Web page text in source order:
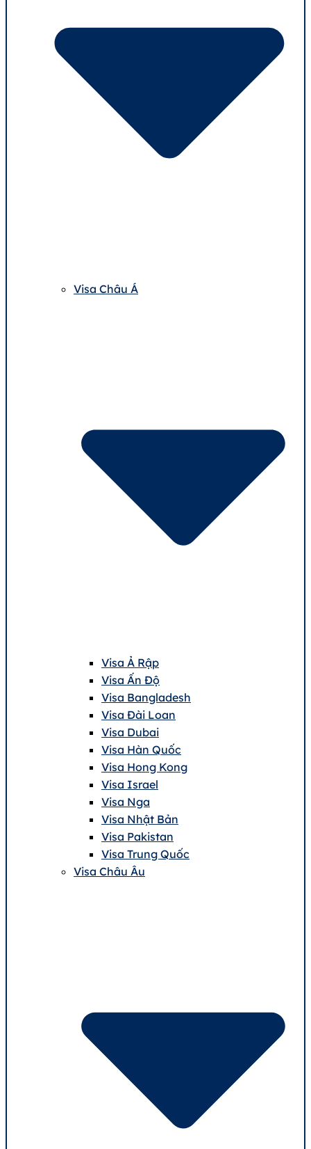
Visa Châu Á
Visa Ả Rập
Visa Ấn Độ
Visa Bangladesh
Visa Đài Loan
Visa Dubai
Visa Hàn Quốc
Visa Hong Kong
Visa Israel
Visa Nga
Visa Nhật Bản
Visa Pakistan
Visa Trung Quốc
Visa Châu Âu